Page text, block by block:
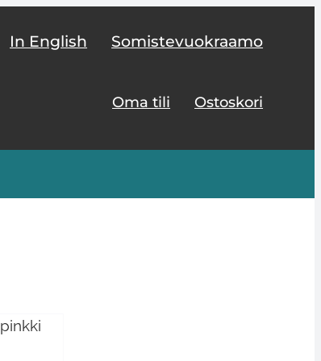
In English Somistevuokraamo
Oma tili Ostoskori